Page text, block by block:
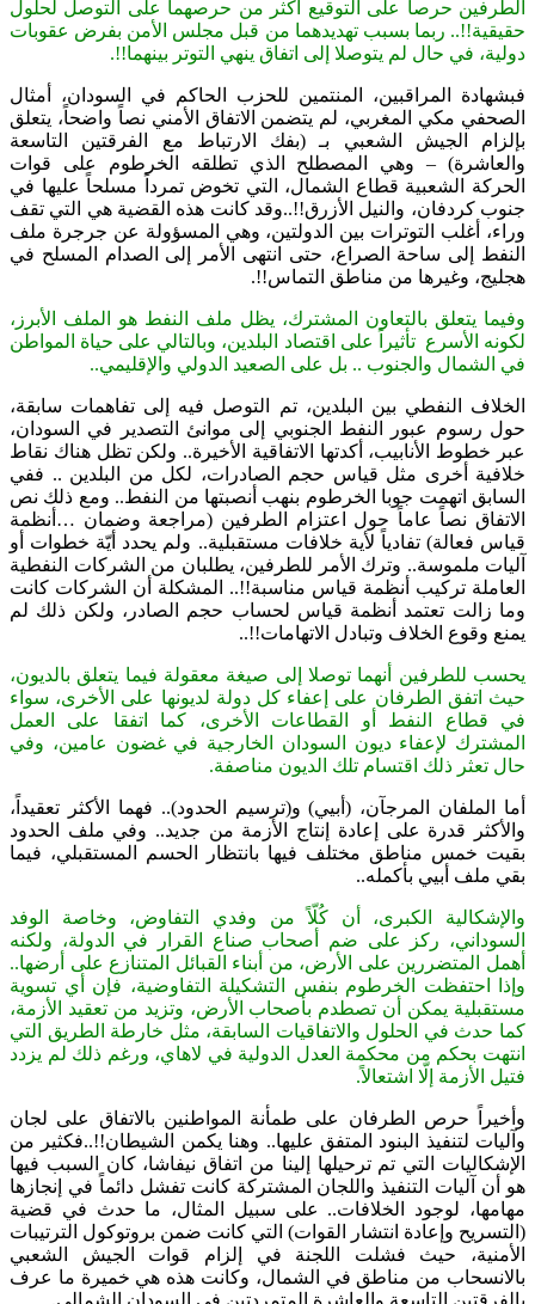
الطرفين حرصا على التوقيع أكثر من حرصهما على التوصل لحلول
حقيقية!!.. ربما بسبب تهديدهما من قبل مجلس الأمن بفرض عقوبات
دولية، في حال لم يتوصلا إلى اتفاق ينهي التوتر بينهما!!.
فبشهادة المراقبين، المنتمين للحزب الحاكم في السودان، أمثال
الصحفي مكي المغربي، لم يتضمن الاتفاق الأمني نصاً واضحاً، يتعلق
بإلزام الجيش الشعبي بـ (بفك الارتباط مع الفرقتين التاسعة
والعاشرة) – وهي المصطلح الذي تطلقه الخرطوم على قوات
الحركة الشعبية قطاع الشمال، التي تخوض تمرداً مسلحاً عليها في
جنوب كردفان، والنيل الأزرق!!..وقد كانت هذه القضية هي التي تقف
وراء، أغلب التوترات بين الدولتين، وهي المسؤولة عن جرجرة ملف
النفط إلى ساحة الصراع، حتى انتهى الأمر إلى الصدام المسلح في
هجليج، وغيرها من مناطق التماس!!.
وفيما يتعلق بالتعاون المشترك، يظل ملف النفط هو الملف الأبرز،
لكونه الأسرع تأثيراً على اقتصاد البلدين، وبالتالي على حياة المواطن
في الشمال والجنوب .. بل على الصعيد الدولي والإقليمي..
الخلاف النفطي بين البلدين، تم التوصل فيه إلى تفاهمات سابقة،
حول رسوم عبور النفط الجنوبي إلى موانئ التصدير في السودان،
عبر خطوط الأنابيب، أكدتها الاتفاقية الأخيرة.. ولكن تظل هناك نقاط
خلافية أخرى مثل قياس حجم الصادرات، لكل من البلدين .. ففي
السابق اتهمت جوبا الخرطوم بنهب أنصبتها من النفط.. ومع ذلك نص
الاتفاق نصاً عاماً حول اعتزام الطرفين (مراجعة وضمان …أنظمة
قياس فعالة) تفادياً لأية خلافات مستقبلية.. ولم يحدد أيّة خطوات أو
آليات ملموسة.. وترك الأمر للطرفين، يطلبان من الشركات النفطية
العاملة تركيب أنظمة قياس مناسبة!!.. المشكلة أن الشركات كانت
وما زالت تعتمد أنظمة قياس لحساب حجم الصادر، ولكن ذلك لم
يمنع وقوع الخلاف وتبادل الاتهامات!!..
يحسب للطرفين أنهما توصلا إلى صيغة معقولة فيما يتعلق بالديون،
حيث اتفق الطرفان على إعفاء كل دولة لديونها على الأخرى، سواء
في قطاع النفط أو القطاعات الأخرى، كما اتفقا على العمل
المشترك لإعفاء ديون السودان الخارجية في غضون عامين، وفي
حال تعثر ذلك اقتسام تلك الديون مناصفة.
أما الملفان المرجآن، (أبيي) و(ترسيم الحدود).. فهما الأكثر تعقيداً،
والأكثر قدرة على إعادة إنتاج الأزمة من جديد.. وفي ملف الحدود
بقيت خمس مناطق مختلف فيها بانتظار الحسم المستقبلي، فيما
بقي ملف أبيي بأكمله..
والإشكالية الكبرى، أن كُلّاً من وفدي التفاوض، وخاصة الوفد
السوداني، ركز على ضم أصحاب صناع القرار في الدولة، ولكنه
أهمل المتضررين على الأرض، من أبناء القبائل المتنازع على أرضها..
وإذا احتفظت الخرطوم بنفس التشكيلة التفاوضية، فإن أي تسوية
مستقبلية يمكن أن تصطدم بأصحاب الأرض، وتزيد من تعقيد الأزمة،
كما حدث في الحلول والاتفاقيات السابقة، مثل خارطة الطريق التي
انتهت بحكم من محكمة العدل الدولية في لاهاي، ورغم ذلك لم يزدد
فتيل الأزمة إلّا اشتعالاً.
وأخيراً حرص الطرفان على طمأنة المواطنين بالاتفاق على لجان
وآليات لتنفيذ البنود المتفق عليها.. وهنا يكمن الشيطان!!..فكثير من
الإشكاليات التي تم ترحيلها إلينا من اتفاق نيفاشا، كان السبب فيها
هو أن آليات التنفيذ واللجان المشتركة كانت تفشل دائماً في إنجازها
مهامها، لوجود الخلافات.. على سبيل المثال، ما حدث في قضية
(التسريح وإعادة انتشار القوات) التي كانت ضمن بروتوكول الترتيبات
الأمنية، حيث فشلت اللجنة في إلزام قوات الجيش الشعبي
بالانسحاب من مناطق في الشمال، وكانت هذه هي خميرة ما عرف
بالفرقتين التاسعة والعاشرة المتمردتين في السودان الشمالي.